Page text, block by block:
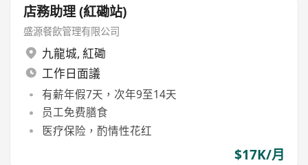
店務助理 (紅磡站)
盛源餐飲管理有限公司
九龍城, 紅磡
工作日面議
有薪年假7天，次年9至14天
员工免费膳食
医疗保险，酌情性花红
$17K/月